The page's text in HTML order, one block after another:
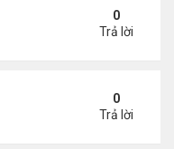
người Việt
0
Trả lời
của người cao niên gốc
0
Trả lời